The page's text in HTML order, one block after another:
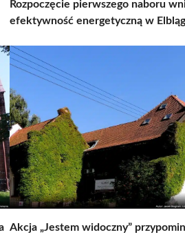
Rozpoczęcie pierwszego naboru
efektywność energetyczną w
Akcja „Jestem widoczny”